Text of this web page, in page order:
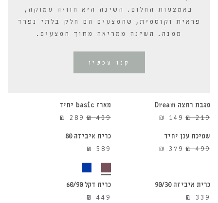
באמצעות החלום. השינה היא חוויה עמוקה,
פראית וקוסמית, שהמצעים הם חלק בלתי נפרד
ממנה. השינה ממריאה מתוך המצעים.
קנו עכשיו
32%
הנחה
מגבת רחצה Dream
₪219
המחיר
היה:
₪ 219.
₪ 149
29%
הנחה
מארז basic יחיד
₪409
המחיר
היה:
₪ 289
24%
הנחה
הוספה לסל
שמיכת ענן יחיד
₪499
המחיר
₪ 499.
₪ 379
₪ 379.
הוספה לסל
כרית איביזה 80
₪ 589
כרית איביזה 90/30
₪ 339
כרית דקל 60/90
₪ 449